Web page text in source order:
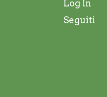
Log In
Seguiti